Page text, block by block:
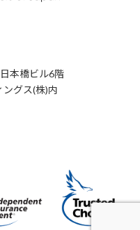
本橋ビル6階
グス(株)内